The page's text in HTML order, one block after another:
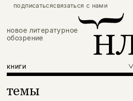
подписатьсясвязаться с нами
новое литературное
обозрение
книги
темы